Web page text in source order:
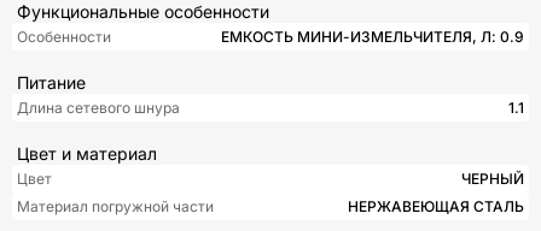
Функциональные особенности
Особенности ЕМКОСТЬ МИНИ-ИЗМЕЛЬЧИТЕЛЯ, Л: 0.9
Питание
Длина сетевого шнура 1.1
Цвет и материал
Цвет
ЧЕРНЫЙ
Материал погружной части
НЕРЖАВЕЮЩАЯ СТАЛЬ